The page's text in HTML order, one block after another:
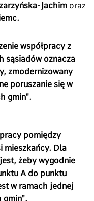
Jachim oraz
współpracy z
sąsiadów oznacza
zmodernizowany
poruszanie się w
gmin".
pomiędzy
mieszkańcy. Dla
żeby wygodnie
A do punktu
w ramach jednej
gmin".